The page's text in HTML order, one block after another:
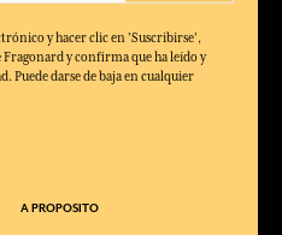
y hacer clic en 'Suscribirse',
y confirma que ha leído y
Puede darse de baja en cualquier
A PROPOSITO